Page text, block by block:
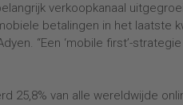
verkoopkanaal
betalingen in het laatste
“Een ‘mobile first’-
25,8% van alle wereldwijde